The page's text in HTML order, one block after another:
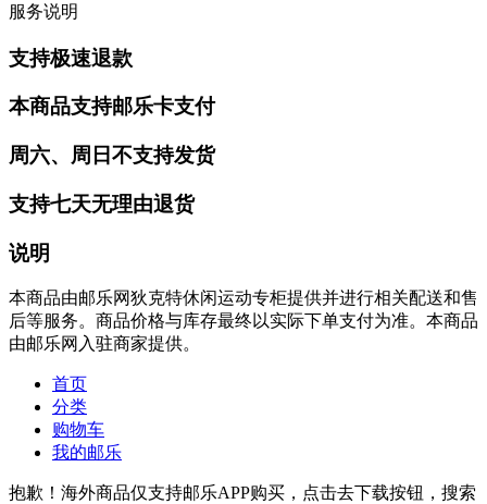
服务说明
支持极速退款
本商品支持邮乐卡支付
周六、周日不支持发货
支持七天无理由退货
说明
本商品由邮乐网狄克特休闲运动专柜提供并进行相关配送和售
后等服务。商品价格与库存最终以实际下单支付为准。本商品
由邮乐网入驻商家提供。
首页
分类
购物车
我的邮乐
抱歉！海外商品仅支持邮乐APP购买，点击去下载按钮，搜索